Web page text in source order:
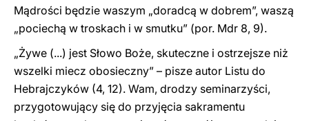
Mądrości będzie waszym „doradcą w dobrem”, waszą
„pociechą w troskach i w smutku” (por. Mdr 8, 9).
„Żywe (...) jest Słowo Boże, skuteczne i ostrzejsze niż
wszelki miecz obosieczny” – pisze autor Listu do
Hebrajczyków (4, 12). Wam, drodzy seminarzyści,
przygotowujący się do przyjęcia sakramentu